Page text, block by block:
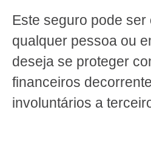
Este seguro pode
qualquer pessoa ou
deseja se proteger
financeiros
involuntários a